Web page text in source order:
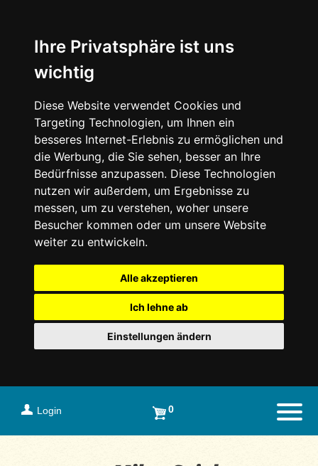
Ihre Privatsphäre ist uns
wichtig
Diese Website verwendet Cookies und
Targeting Technologien, um Ihnen ein
besseres Internet-Erlebnis zu ermöglichen und
die Werbung, die Sie sehen, besser an Ihre
Bedürfnisse anzupassen. Diese Technologien
nutzen wir außerdem, um Ergebnisse zu
messen, um zu verstehen, woher unsere
Besucher kommen oder um unsere Website
weiter zu entwickeln.
Alle akzeptieren
Ich lehne ab
Einstellungen ändern
Login 0